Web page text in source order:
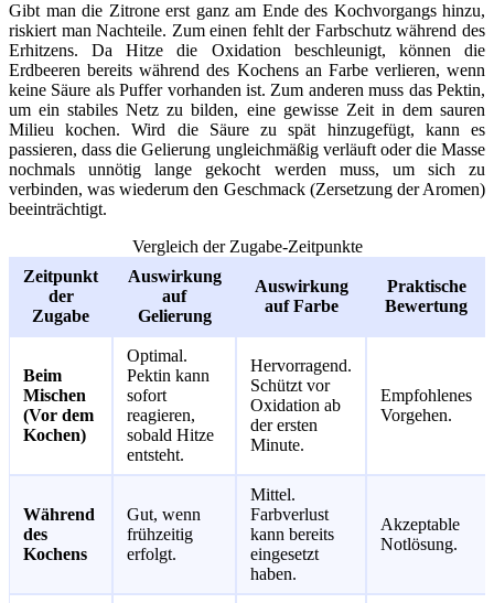
Gibt man die Zitrone erst ganz am Ende des Kochvorgangs hinzu,
riskiert man Nachteile. Zum einen fehlt der Farbschutz während des
Erhitzens. Da Hitze die Oxidation beschleunigt, können die
Erdbeeren bereits während des Kochens an Farbe verlieren, wenn
keine Säure als Puffer vorhanden ist. Zum anderen muss das Pektin,
um ein stabiles Netz zu bilden, eine gewisse Zeit in dem sauren
Milieu kochen. Wird die Säure zu spät hinzugefügt, kann es
passieren, dass die Gelierung ungleichmäßig verläuft oder die Masse
nochmals unnötig lange gekocht werden muss, um sich zu
verbinden, was wiederum den Geschmack (Zersetzung der Aromen)
beeinträchtigt.
Vergleich der Zugabe-Zeitpunkte
Zeitpunkt
der
Zugabe
Auswirkung
auf
Gelierung
Auswirkung
auf Farbe
Praktische
Bewertung
Beim
Mischen
(Vor dem
Kochen)
Optimal.
Pektin kann
sofort
reagieren,
sobald Hitze
entsteht.
Hervorragend.
Schützt vor
Oxidation ab
der ersten
Minute.
Empfohlenes
Vorgehen.
Während
des
Kochens
Gut, wenn
frühzeitig
erfolgt.
Mittel.
Farbverlust
kann bereits
eingesetzt
haben.
Akzeptable
Notlösung.